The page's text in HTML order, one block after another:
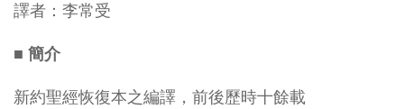
譯者：李常受
■ 簡介
新約聖經恢復本之編譯，前後歷時十餘載